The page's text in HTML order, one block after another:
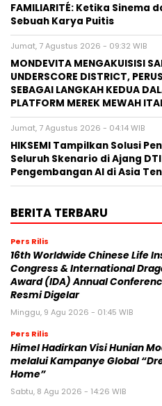
FAMILIARITÉ: Ketika
Sebuah Karya Puitis
Jumat, 7 Agustus 2026 - 09:32 WIB
MONDEVITA MENGAKUISISI
UNDERSCORE DISTRICT,
SEBAGAI LANGKAH KEDUA
PLATFORM MEREK MEWAH
Jumat, 7 Agustus 2026 - 04:14 WIB
HIKSEMI Tampilkan Solusi
Seluruh Skenario di Ajang
Pengembangan AI di Asia
BERITA TERBARU
Pers Rilis
16th Worldwide Chinese Life
Congress & International
Award (IDA) Annual
Resmi Digelar
Minggu, 9 Agu 2026 - 01:45 WIB
Pers Rilis
Himel Hadirkan Visi Hunian
melalui Kampanye Global
Home”
Sabtu, 8 Agu 2026 - 14:26 WIB